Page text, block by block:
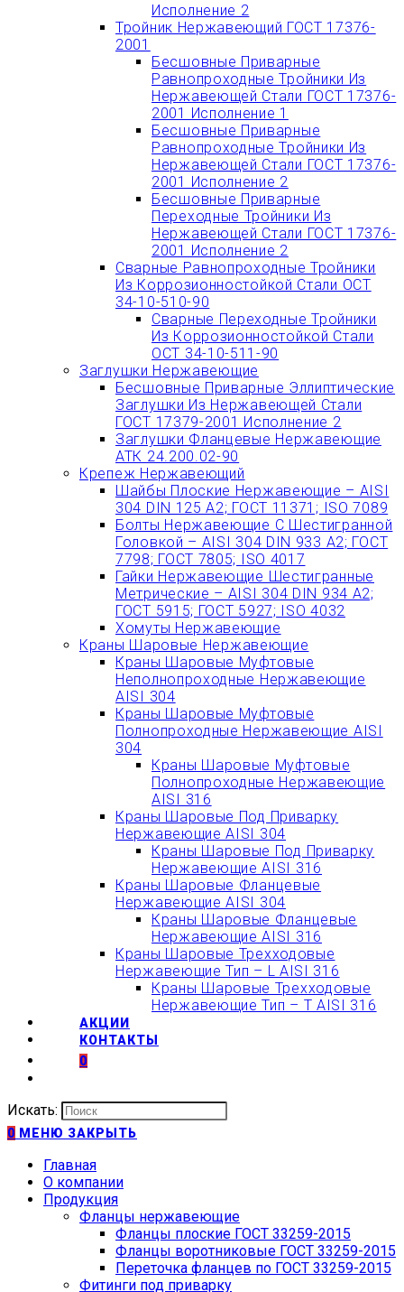
Исполнение 2
Тройник Нержавеющий ГОСТ 17376-
2001
Бесшовные Приварные
Равнопроходные Тройники Из
Нержавеющей Стали ГОСТ 17376-
2001 Исполнение 1
Бесшовные Приварные
Равнопроходные Тройники Из
Нержавеющей Стали ГОСТ 17376-
2001 Исполнение 2
Бесшовные Приварные
Переходные Тройники Из
Нержавеющей Стали ГОСТ 17376-
2001 Исполнение 2
Сварные Равнопроходные Тройники
Из Коррозионностойкой Стали ОСТ
34-10-510-90
Сварные Переходные Тройники
Из Коррозионностойкой Стали
ОСТ 34-10-511-90
Заглушки Нержавеющие
Бесшовные Приварные Эллиптические
Заглушки Из Нержавеющей Стали
ГОСТ 17379-2001 Исполнение 2
Заглушки Фланцевые Нержавеющие
АТК 24.200.02-90
Крепеж Нержавеющий
Шайбы Плоские Нержавеющие – AISI
304 DIN 125 A2; ГОСТ 11371; ISO 7089
Болты Нержавеющие С Шестигранной
Головкой – AISI 304 DIN 933 A2; ГОСТ
7798; ГОСТ 7805; ISO 4017
Гайки Нержавеющие Шестигранные
Метрические – AISI 304 DIN 934 А2;
ГОСТ 5915; ГОСТ 5927; ISO 4032
Хомуты Нержавеющие
Краны Шаровые Нержавеющие
Краны Шаровые Муфтовые
Неполнопроходные Нержавеющие
AISI 304
Краны Шаровые Муфтовые
Полнопроходные Нержавеющие AISI
304
Краны Шаровые Муфтовые
Полнопроходные Нержавеющие
AISI 316
Краны Шаровые Под Приварку
Нержавеющие AISI 304
Краны Шаровые Под Приварку
Нержавеющие AISI 316
Краны Шаровые Фланцевые
Нержавеющие AISI 304
Краны Шаровые Фланцевые
Нержавеющие AISI 316
Краны Шаровые Трехходовые
Нержавеющие Тип – L AISI 316
Краны Шаровые Трехходовые
Нержавеющие Тип – T AISI 316
АКЦИИ
КОНТАКТЫ
0
Искать:
0 МЕНЮ ЗАКРЫТЬ
Главная
О компании
Продукция
Фланцы нержавеющие
Фланцы плоские ГОСТ 33259-2015
Фланцы воротниковые ГОСТ 33259-2015
Переточка фланцев по ГОСТ 33259-2015
Фитинги под приварку